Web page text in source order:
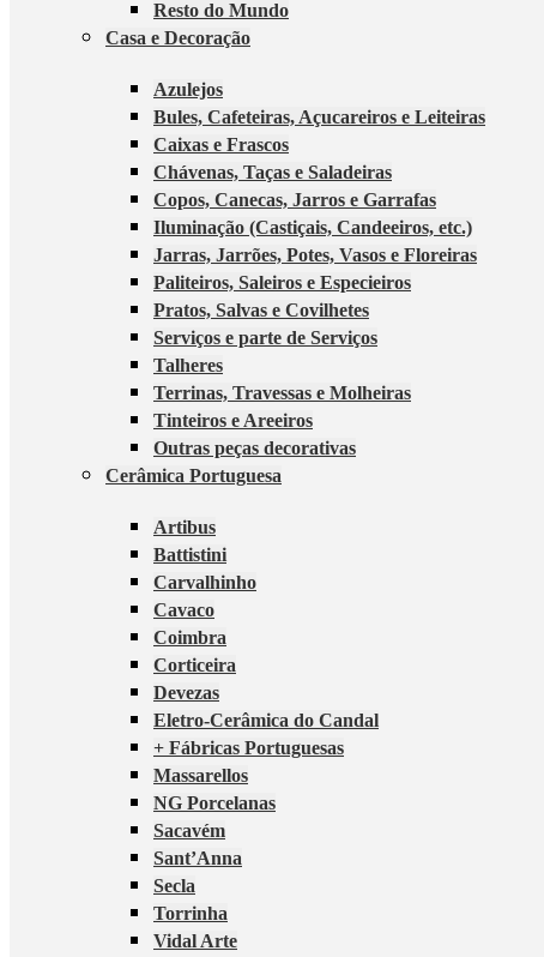
Resto do Mundo
Casa e Decoração
Azulejos
Bules, Cafeteiras, Açucareiros e Leiteiras
Caixas e Frascos
Chávenas, Taças e Saladeiras
Copos, Canecas, Jarros e Garrafas
Iluminação (Castiçais, Candeeiros, etc.)
Jarras, Jarrões, Potes, Vasos e Floreiras
Paliteiros, Saleiros e Especieiros
Pratos, Salvas e Covilhetes
Serviços e parte de Serviços
Talheres
Terrinas, Travessas e Molheiras
Tinteiros e Areeiros
Outras peças decorativas
Cerâmica Portuguesa
Artibus
Battistini
Carvalhinho
Cavaco
Coimbra
Corticeira
Devezas
Eletro-Cerâmica do Candal
+ Fábricas Portuguesas
Massarellos
NG Porcelanas
Sacavém
Sant’Anna
Secla
Torrinha
Vidal Arte